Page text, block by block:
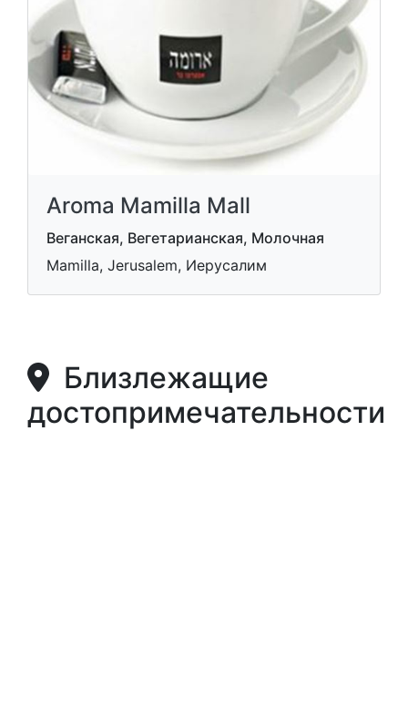
Aroma Mamilla Mall
Веганская, Вегетарианская, Молочная
Mamilla, Jerusalem, Иерусалим
Близлежащие
достопримечательности